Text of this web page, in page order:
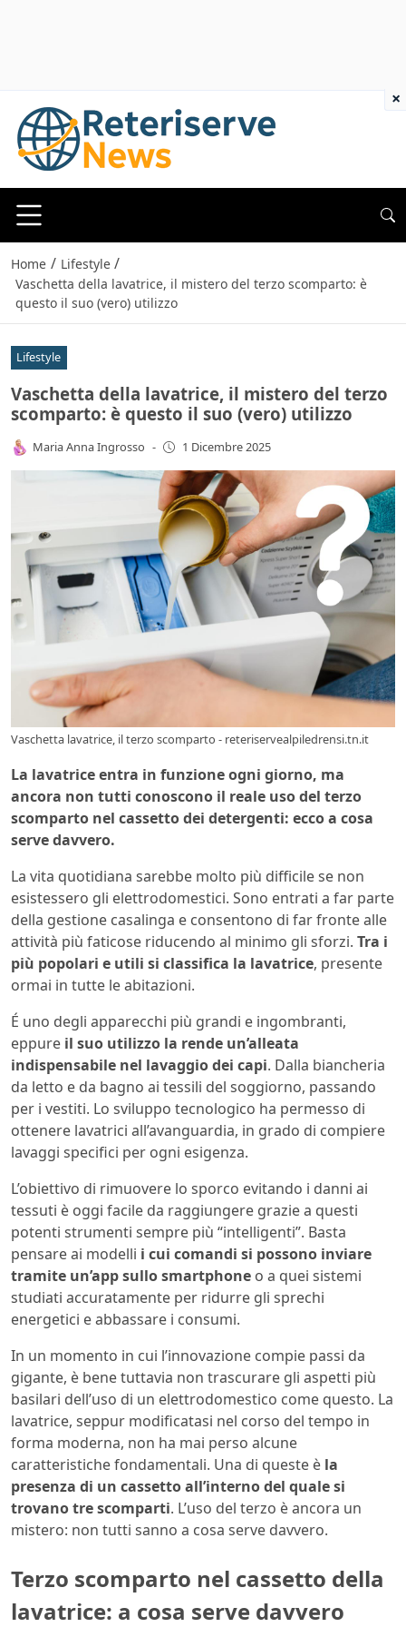
Home / Lifestyle /
Vaschetta della lavatrice, il mistero del terzo scomparto: è
questo il suo (vero) utilizzo
Lifestyle
Vaschetta della lavatrice, il mistero del terzo
scomparto: è questo il suo (vero) utilizzo
Maria Anna Ingrosso - 1 Dicembre 2025
Vaschetta lavatrice, il terzo scomparto - reteriservealpiledrensi.tn.it
La lavatrice entra in funzione ogni giorno, ma
ancora non tutti conoscono il reale uso del terzo
scomparto nel cassetto dei detergenti: ecco a cosa
serve davvero.
La vita quotidiana sarebbe molto più difficile se non
esistessero gli elettrodomestici. Sono entrati a far parte
della gestione casalinga e consentono di far fronte alle
attività più faticose riducendo al minimo gli sforzi. Tra i
più popolari e utili si classifica la lavatrice, presente
ormai in tutte le abitazioni.
É uno degli apparecchi più grandi e ingombranti,
eppure il suo utilizzo la rende un’alleata
indispensabile nel lavaggio dei capi. Dalla biancheria
da letto e da bagno ai tessili del soggiorno, passando
per i vestiti. Lo sviluppo tecnologico ha permesso di
ottenere lavatrici all’avanguardia, in grado di compiere
lavaggi specifici per ogni esigenza.
L’obiettivo di rimuovere lo sporco evitando i danni ai
tessuti è oggi facile da raggiungere grazie a questi
potenti strumenti sempre più “intelligenti”. Basta
pensare ai modelli i cui comandi si possono inviare
tramite un’app sullo smartphone o a quei sistemi
studiati accuratamente per ridurre gli sprechi
energetici e abbassare i consumi.
In un momento in cui l’innovazione compie passi da
gigante, è bene tuttavia non trascurare gli aspetti più
basilari dell’uso di un elettrodomestico come questo. La
lavatrice, seppur modificatasi nel corso del tempo in
forma moderna, non ha mai perso alcune
caratteristiche fondamentali. Una di queste è la
presenza di un cassetto all’interno del quale si
trovano tre scomparti. L’uso del terzo è ancora un
mistero: non tutti sanno a cosa serve davvero.
Terzo scomparto nel cassetto della
lavatrice: a cosa serve davvero
×